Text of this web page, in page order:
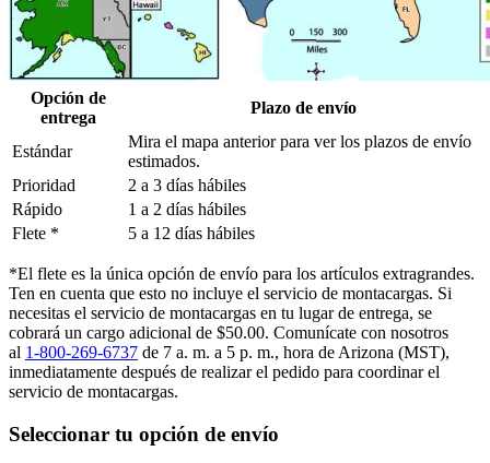
Opción de
entrega
Plazo de envío
Estándar
Mira el mapa anterior para ver los plazos de envío
estimados.
Prioridad
2 a 3 días hábiles
Rápido
1 a 2 días hábiles
Flete *
5 a 12 días hábiles
*El flete es la única opción de envío para los artículos extragrandes.
Ten en cuenta que esto no incluye el servicio de montacargas. Si
necesitas el servicio de montacargas en tu lugar de entrega, se
cobrará un cargo adicional de $50.00. Comunícate con nosotros
al 1-800-269-6737 de 7 a. m. a 5 p. m., hora de Arizona (MST),
inmediatamente después de realizar el pedido para coordinar el
servicio de montacargas.
Seleccionar tu opción de envío